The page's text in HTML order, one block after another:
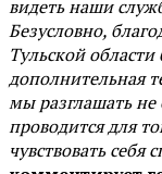
видеть наши
Безусловно,
Тульской области
дополнительная
мы разглашать не
проводится для
чувствовать